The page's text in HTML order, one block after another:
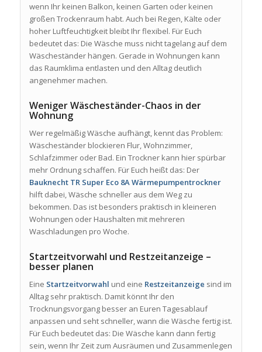
wenn Ihr keinen Balkon, keinen Garten oder keinen
großen Trockenraum habt. Auch bei Regen, Kälte oder
hoher Luftfeuchtigkeit bleibt Ihr flexibel. Für Euch
bedeutet das: Die Wäsche muss nicht tagelang auf dem
Wäscheständer hängen. Gerade in Wohnungen kann
das Raumklima entlasten und den Alltag deutlich
angenehmer machen.
Weniger Wäscheständer-Chaos in der
Wohnung
Wer regelmäßig Wäsche aufhängt, kennt das Problem:
Wäscheständer blockieren Flur, Wohnzimmer,
Schlafzimmer oder Bad. Ein Trockner kann hier spürbar
mehr Ordnung schaffen. Für Euch heißt das: Der
Bauknecht TR Super Eco 8A Wärmepumpentrockner
hilft dabei, Wäsche schneller aus dem Weg zu
bekommen. Das ist besonders praktisch in kleineren
Wohnungen oder Haushalten mit mehreren
Waschladungen pro Woche.
Startzeitvorwahl und Restzeitanzeige –
besser planen
Eine Startzeitvorwahl und eine Restzeitanzeige sind im
Alltag sehr praktisch. Damit könnt Ihr den
Trocknungsvorgang besser an Euren Tagesablauf
anpassen und seht schneller, wann die Wäsche fertig ist.
Für Euch bedeutet das: Die Wäsche kann dann fertig
sein, wenn Ihr Zeit zum Ausräumen und Zusammenlegen